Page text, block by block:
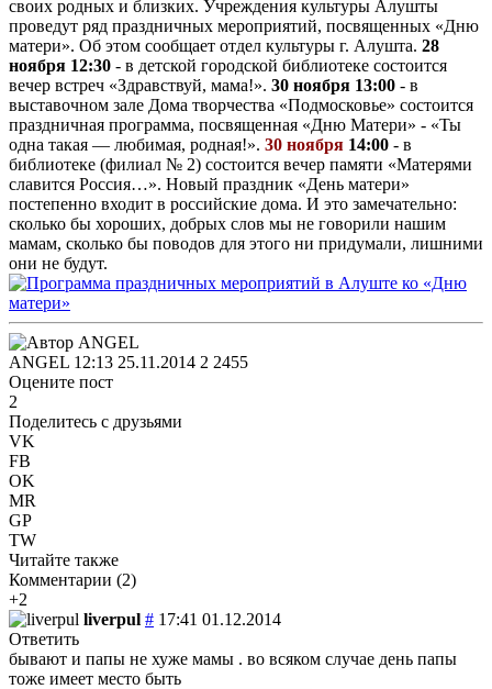
своих родных и близких. Учреждения культуры Алушты
проведут ряд праздничных мероприятий, посвященных «Дню
матери». Об этом сообщает отдел культуры г. Алушта. 28
ноября 12:30 - в детской городской библиотеке состоится
вечер встреч «Здравствуй, мама!». 30 ноября 13:00 - в
выставочном зале Дома творчества «Подмосковье» состоится
праздничная программа, посвященная «Дню Матери» - «Ты
одна такая — любимая, родная!». 30 ноября 14:00 - в
библиотеке (филиал № 2) состоится вечер памяти «Матерями
славится Россия…». Новый праздник «День матери»
постепенно входит в российские дома. И это замечательно:
сколько бы хороших, добрых слов мы не говорили нашим
мамам, сколько бы поводов для этого ни придумали, лишними
они не будут.
ANGEL 12:13 25.11.2014 2 2455
Оцените пост
2
Поделитесь с друзьями
VK
FB
OK
MR
GP
TW
Читайте также
Комментарии (2)
+2
liverpul # 17:41 01.12.2014
Ответить
бывают и папы не хуже мамы . во всяком случае день папы
тоже имеет место быть